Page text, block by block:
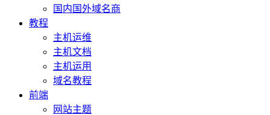
国内国外域名商
教程
主机运维
主机文档
主机运用
域名教程
前端
网站主题